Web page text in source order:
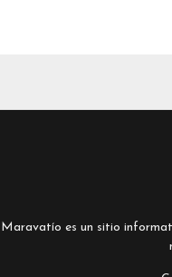
es un sitio